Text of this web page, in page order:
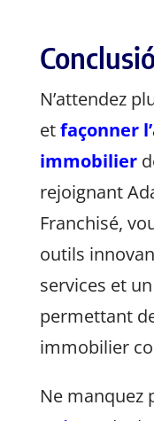
N’attendez
etfaçonner
immobilier
rejoignant
Franchisé,
outils
services et
permettant
immobilier
Ne manquez